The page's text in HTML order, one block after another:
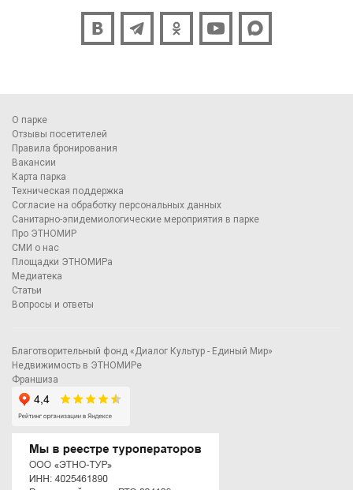
О парке
Отзывы посетителей
Правила бронирования
Вакансии
Карта парка
Техническая поддержка
Согласие на обработку персональных данных
Санитарно-эпидемиологические мероприятия в парке
Про ЭТНОМИР
СМИ о нас
Площадки ЭТНОМИРа
Медиатека
Статьи
Вопросы и ответы
Благотворительный фонд «Диалог Культур - Единый Мир»
Недвижимость в ЭТНОМИРе
Франшиза